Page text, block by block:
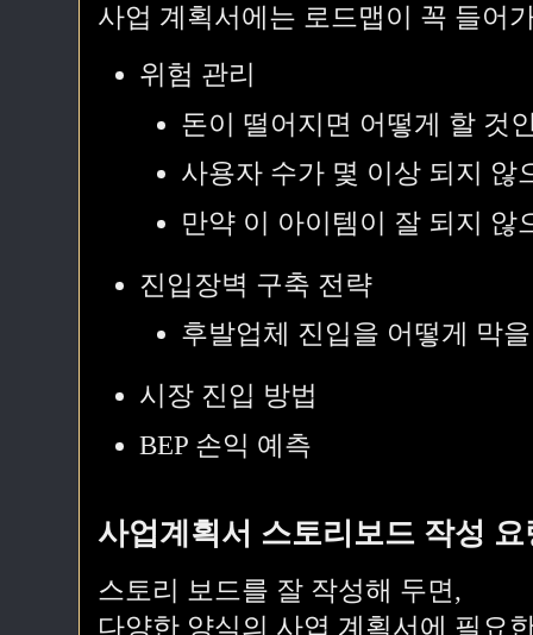
사업 계획서에는 로드맵이 꼭 들어
위험 관리
돈이 떨어지면 어떻게 할 것
사용자 수가 몇 이상 되지 않
만약 이 아이템이 잘 되지 않
진입장벽 구축 전략
후발업체 진입을 어떻게 막
시장 진입 방법
BEP 손익 예측
사업계획서 스토리보드 작성 요
스토리 보드를 잘 작성해 두면,
다양한 양식의 사엽 계획서에 필요